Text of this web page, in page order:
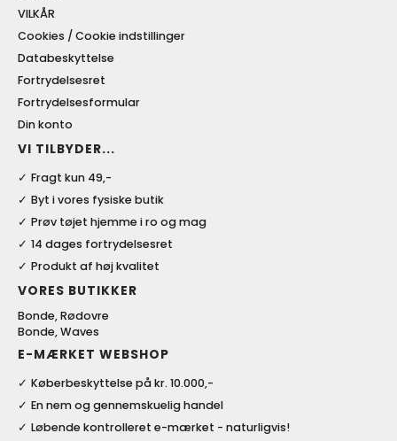
VILKÅR
Cookies / Cookie indstillinger
Databeskyttelse
Fortrydelsesret
Fortrydelsesformular
Din konto
VI TILBYDER...
Fragt kun 49,-
Byt i vores fysiske butik
Prøv tøjet hjemme i ro og mag
14 dages fortrydelsesret
Produkt af høj kvalitet
VORES BUTIKKER
Bonde, Rødovre
Bonde, Waves
E-MÆRKET WEBSHOP
Køberbeskyttelse på kr. 10.000,-
En nem og gennemskuelig handel
Løbende kontrolleret e-mærket - naturligvis!